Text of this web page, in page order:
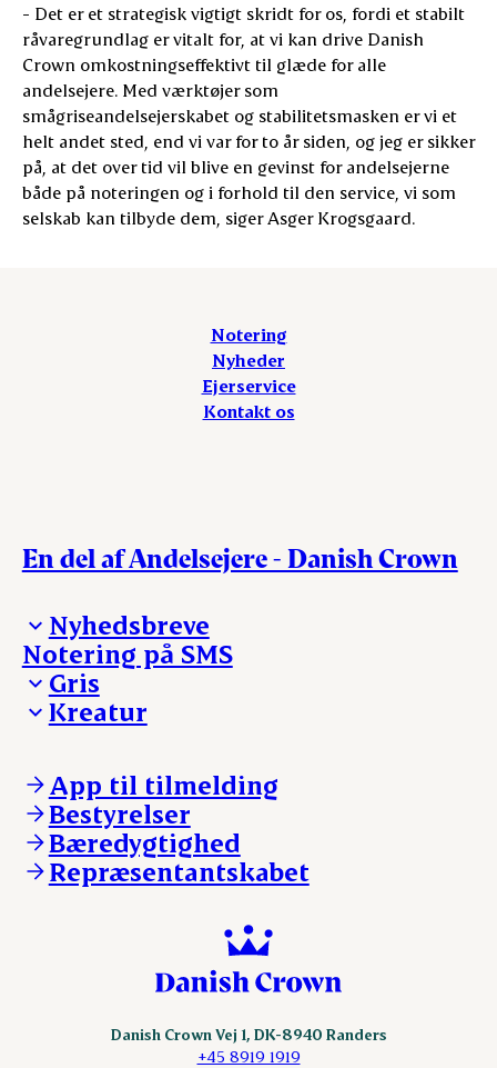
- Det er et strategisk vigtigt skridt for os, fordi et stabilt
råvaregrundlag er vitalt for, at vi kan drive Danish
Crown omkostningseffektivt til glæde for alle
andelsejere. Med værktøjer som
smågriseandelsejerskabet og stabilitetsmasken er vi et
helt andet sted, end vi var for to år siden, og jeg er sikker
på, at det over tid vil blive en gevinst for andelsejerne
både på noteringen og i forhold til den service, vi som
selskab kan tilbyde dem, siger Asger Krogsgaard.
Notering
Nyheder
Ejerservice
Kontakt os
En del af Andelsejere - Danish Crown
Nyhedsbreve
Madinspiration - nyhedsbrev
Notering på SMS
Gris
Ejerinformation
Nyheder
Login
Kreatur
Kontakt os
Notering
Nyheder
Login
App til tilmelding
Bestyrelser
Bæredygtighed
Repræsentantskabet
Danish Crown Vej 1, DK-8940 Randers
+45 8919 1919